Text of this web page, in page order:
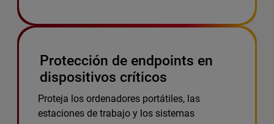
Protección de endpoints en
dispositivos críticos
Proteja los ordenadores portátiles, las
estaciones de trabajo y los sistemas